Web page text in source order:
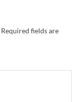
Required fields are